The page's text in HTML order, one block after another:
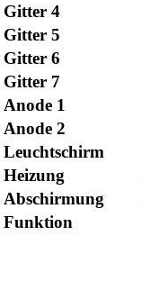
Gitter 4
Gitter 5
Gitter 6
Gitter 7
Anode 1
Anode 2
Leuchtschirm
Heizung
Abschirmung
Funktion